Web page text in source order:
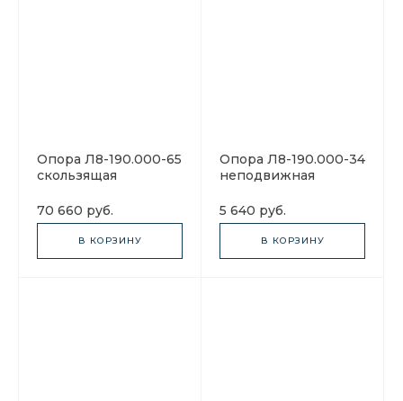
Опора Л8-190.000-65
скользящая
70 660 руб.
В КОРЗИНУ
Опора Л8-190.000-34
неподвижная
5 640 руб.
В КОРЗИНУ